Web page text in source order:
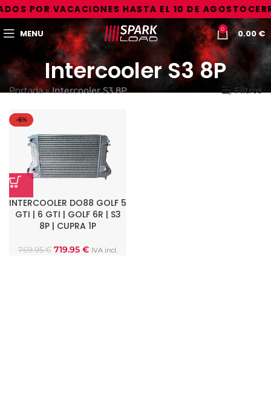
POR VACACIONES HASTA EL 10 DE AGOSTO
MENU 0 0.00€
Intercooler S3 8P
Portada»Intercooler S3 8P Filtros
-6%
INTERCOOLER DO88 GOLF 5
GTI | 6 GTI | GOLF 6R | S3
8P | CUPRA 1P
769.95€ 719.95 € IVA incl.